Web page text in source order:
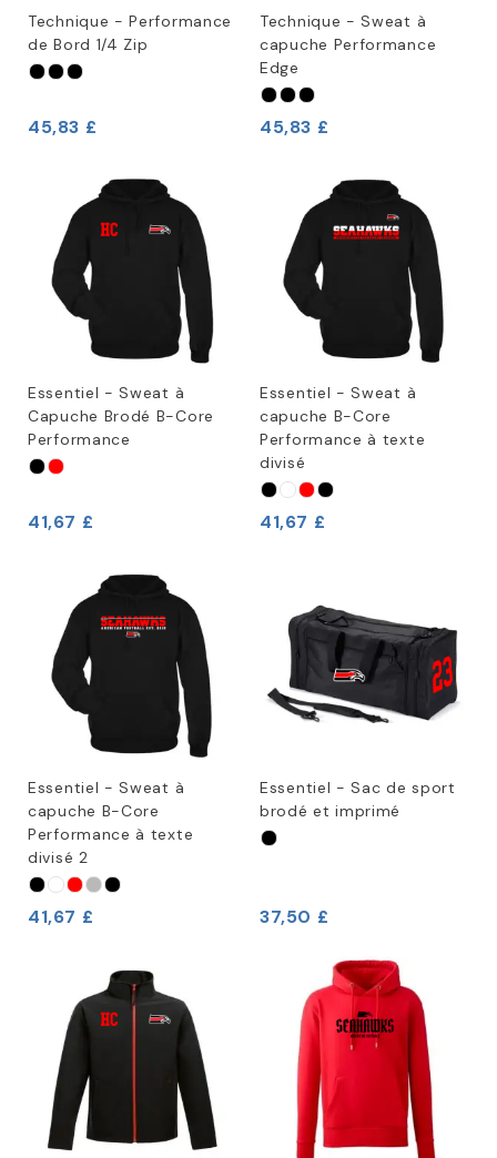
Technique - Performance
de Bord 1/4 Zip
45,83 £
Technique - Sweat à
capuche Performance
Edge
45,83 £
Essentiel - Sweat à
Capuche Brodé B-Core
Performance
41,67 £
Essentiel - Sweat à
capuche B-Core
Performance à texte
divisé
41,67 £
Essentiel - Sweat à
capuche B-Core
Performance à texte
divisé 2
41,67 £
Essentiel - Sac de sport
brodé et imprimé
37,50 £